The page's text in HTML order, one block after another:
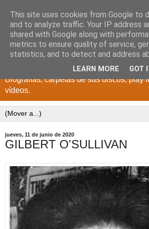
DISCOS PARA EL
RECUERDO
CANTANTES Y GRUPOS DE LOS
Biografías, carpetas de sus discos, play
vídeos.
jueves, 11 de junio de 2020
GILBERT O'SULLIVAN
This site uses cookies from Google to
and to analyze traffic. Your IP address
shared with Google along with
metrics to ensure quality of service,
statistics, and to detect and address
LEARN MORE GOT